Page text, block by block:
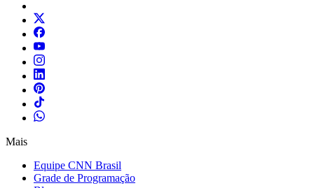
Mais
Equipe CNN Brasil
Grade de Programação